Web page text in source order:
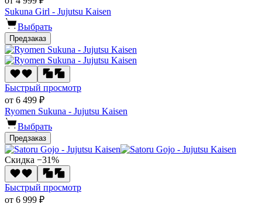
Sukuna Girl - Jujutsu Kaisen
Выбрать
Предзаказ
Быстрый просмотр
от 6 499 ₽
Ryomen Sukuna - Jujutsu Kaisen
Выбрать
Предзаказ
Скидка −31%
Быстрый просмотр
от 6 999 ₽